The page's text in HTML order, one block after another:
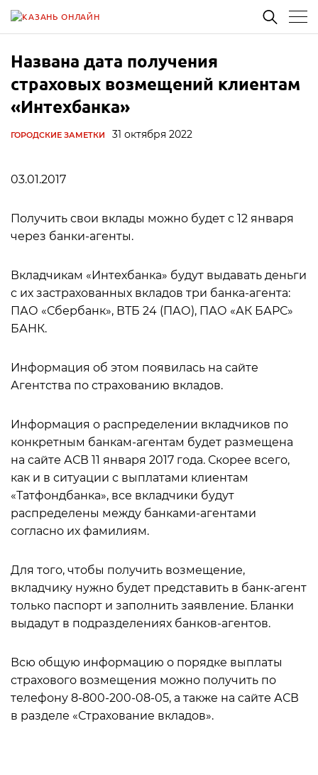
Названа дата получения
страховых возмещений клиентам
«Интехбанка»
ГОРОДСКИЕ ЗАМЕТКИ 31 октября 2022
03.01.2017
Получить свои вклады можно будет с 12 января
через банки-агенты.
Вкладчикам «Интехбанка» будут выдавать деньги
с их застрахованных вкладов три банка-агента:
ПАО «Сбербанк», ВТБ 24 (ПАО), ПАО «АК БАРС»
БАНК.
Информация об этом появилась на сайте
Агентства по страхованию вкладов.
Информация о распределении вкладчиков по
конкретным банкам-агентам будет размещена
на сайте АСВ 11 января 2017 года. Скорее всего,
как и в ситуации с выплатами клиентам
«Татфондбанка», все вкладчики будут
распределены между банками-агентами
согласно их фамилиям.
Для того, чтобы получить возмещение,
вкладчику нужно будет представить в банк-агент
только паспорт и заполнить заявление. Бланки
выдадут в подразделениях банков-агентов.
Всю общую информацию о порядке выплаты
страхового возмещения можно получить по
телефону 8-800-200-08-05, а также на сайте АСВ
в разделе «Страхование вкладов».